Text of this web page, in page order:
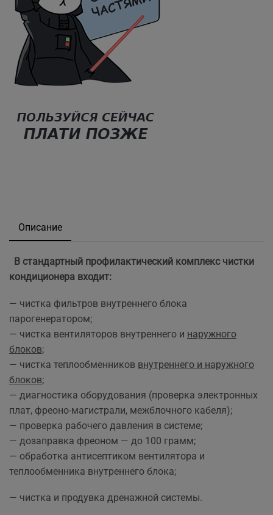
Описание
В стандартный профилактический комплекс чистки
кондиционера входит:
— чистка фильтров внутреннего блока
парогенератором;
— чистка вентиляторов внутреннего и наружного
блоков;
— чистка теплообменников внутреннего и наружного
блоков;
— диагностика оборудования (проверка электронных
плат, фреоно-магистрали, межблочного кабеля);
— проверка рабочего давления в системе;
— дозаправка фреоном — до 100 грамм;
— обработка антисептиком вентилятора и
теплообменника внутреннего блока;
— чистка и продувка дренажной системы.